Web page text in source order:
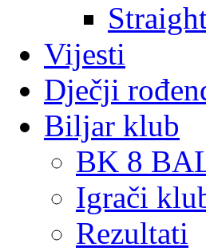
Vijesti
Dječji
Biljar klub
BK 8
Igrači
Rezultati